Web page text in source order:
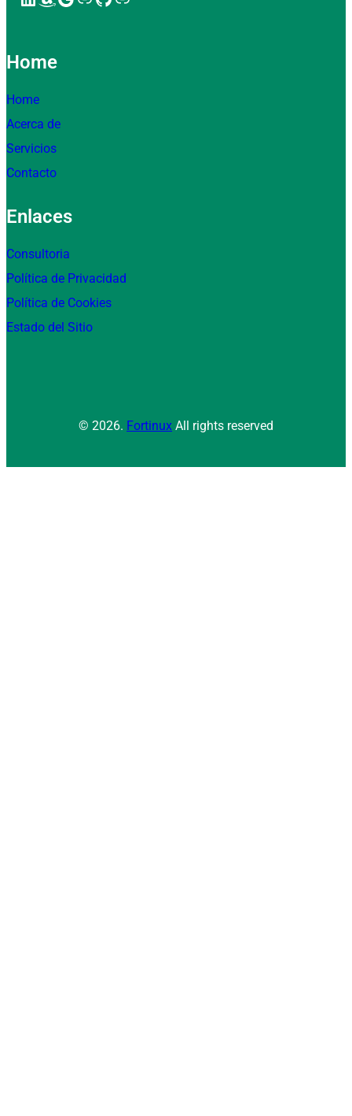
Home
Home
Acerca de
Servicios
Contacto
Enlaces
Consultoria
Política de Privacidad
Política de Cookies
Estado del Sitio
© 2026. Fortinux All rights reserved